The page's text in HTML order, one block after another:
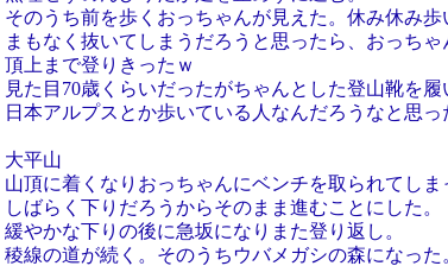
前を歩くおっちゃんが見えた。休み休み歩
抜いてしまうだろうと思ったら、おっちゃ
で登りきったｗ
歳くらいだったがちゃんとした登山靴を履い
ルプスとか歩いている人なんだろうな
平山
くなりおっちゃんにベンチを取られてしまっ
下りだろうからそのまま進むことにした。
下りの後に急坂になりまた登り返し。
が続く。そのうちウバメガシの森になった